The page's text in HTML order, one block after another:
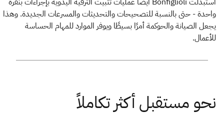
واحدة - حتى بالنسبة للتصحيحات والتحديثات والمسرعات الجديدة. وهذا
يجعل الصيانة والحوكمة أمرًا بسيطًا ويوفر الموارد للمهام الحساسة
للأعمال.